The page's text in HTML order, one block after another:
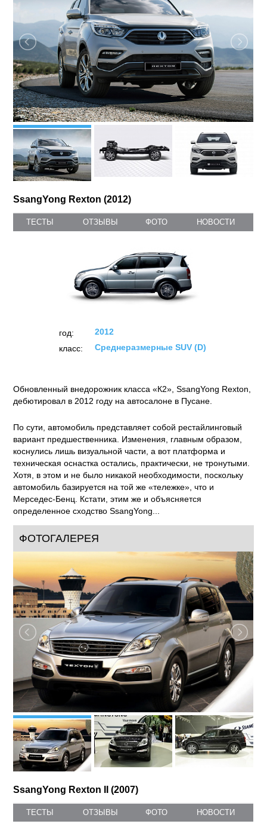
SsangYong Rexton (2012)
ТЕСТЫ ОТЗЫВЫ ФОТО НОВОСТИ
год:
2012
класс:
Среднеразмерные SUV (D)
Обновленный внедорожник класса «К2», SsangYong Rexton,
дебютировал в 2012 году на автосалоне в Пусане.
По сути, автомобиль представляет собой рестайлинговый
вариант предшественника. Изменения, главным образом,
коснулись лишь визуальной части, а вот платформа и
техническая оснастка остались, практически, не тронутыми.
Хотя, в этом и не было никакой необходимости, поскольку
автомобиль базируется на той же «тележке», что и
Мерседес-Бенц. Кстати, этим же и объясняется
определенное сходство SsangYong...
ФОТОГАЛЕРЕЯ
SsangYong Rexton II (2007)
ТЕСТЫ ОТЗЫВЫ ФОТО НОВОСТИ